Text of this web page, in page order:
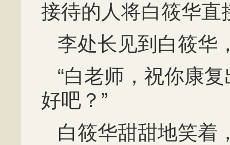
接待的人将白筱华直
李处长见到白筱华
“白老师，祝你康
好吧？”
白筱华甜甜地笑着